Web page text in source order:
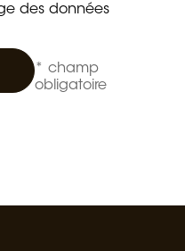
des données
* champ
obligatoire